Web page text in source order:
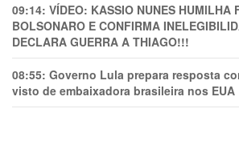
09:14: VÍDEO: KASSIO NUNES HUMlLHA
BOLSONARO E CONFIRMA
DECLARA GUERRA A THIAGO!!!
08:55: Governo Lula prepara resposta
visto de embaixadora brasileira nos EUA